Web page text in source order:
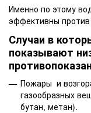
Именно по этому
эффективны против
Случаи в
показывают
Пожары и
газообразных
бутан, метан).